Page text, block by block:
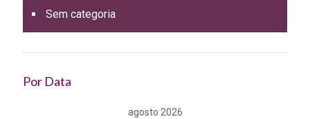
Sem categoria
Por Data
agosto 2026